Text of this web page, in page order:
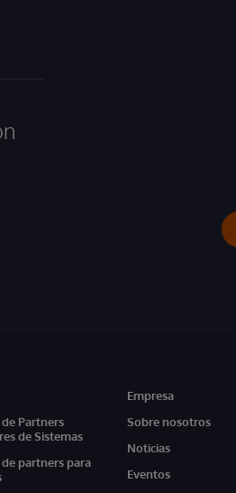
Partners
de Sistemas
partners para
Empresa
Sobre nosotros
Noticias
Eventos